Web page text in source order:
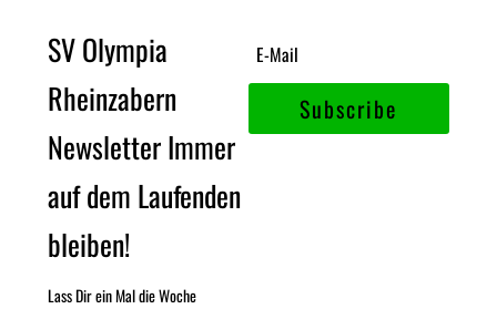
SV Olympia
Rheinzabern
Newsletter Immer
auf dem Laufenden
bleiben!
Lass Dir ein Mal die Woche
Subscribe